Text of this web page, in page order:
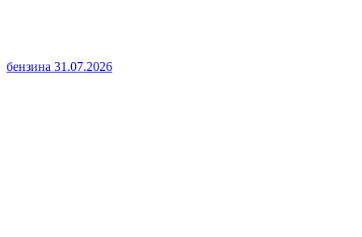
бензина 31.07.2026